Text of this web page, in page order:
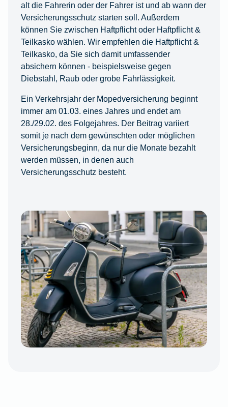
alt die Fahrerin oder der Fahrer ist und ab wann der
Versicherungsschutz starten soll. Außerdem
können Sie zwischen Haftpflicht oder Haftpflicht &
Teilkasko wählen. Wir empfehlen die Haftpflicht &
Teilkasko, da Sie sich damit umfassender
absichern können - beispielsweise gegen
Diebstahl, Raub oder grobe Fahrlässigkeit.
Ein Verkehrsjahr der Mopedversicherung beginnt
immer am 01.03. eines Jahres und endet am
28./29.02. des Folgejahres. Der Beitrag variiert
somit je nach dem gewünschten oder möglichen
Versicherungsbeginn, da nur die Monate bezahlt
werden müssen, in denen auch
Versicherungsschutz besteht.